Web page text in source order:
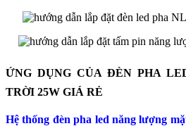
ỨNG DỤNG CỦA ĐÈN PHA
TRỜI 25W GIÁ RẺ
Hệ thống đèn pha led năng lượng